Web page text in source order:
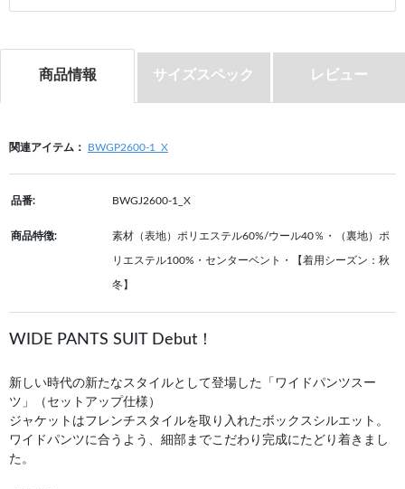
商品情報 サイズスペック レビュー
関連アイテム： BWGP2600-1_X
品番: BWGJ2600-1_X
商品特徴: 素材（表地）ポリエステル60%/ウール40％・（裏地）ポ
リエステル100%・センターベント・【着用シーズン：秋
冬】
WIDE PANTS SUIT Debut！
新しい時代の新たなスタイルとして登場した「ワイドパンツスー
ツ」（セットアップ仕様）
ジャケットはフレンチスタイルを取り入れたボックスシルエット。
ワイドパンツに合うよう、細部までこだわり完成にたどり着きまし
た。